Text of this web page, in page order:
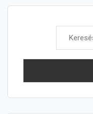
Keresés: